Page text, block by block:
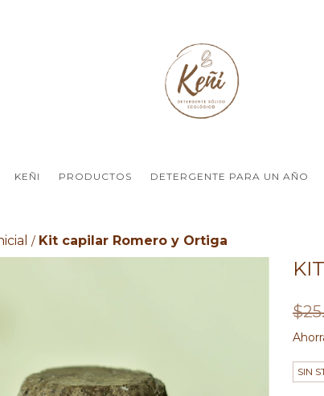
KEÑI PRODUCTOS DETERGENTE PARA UN AÑO
/ Kit capilar Romero y Ortiga
SIN